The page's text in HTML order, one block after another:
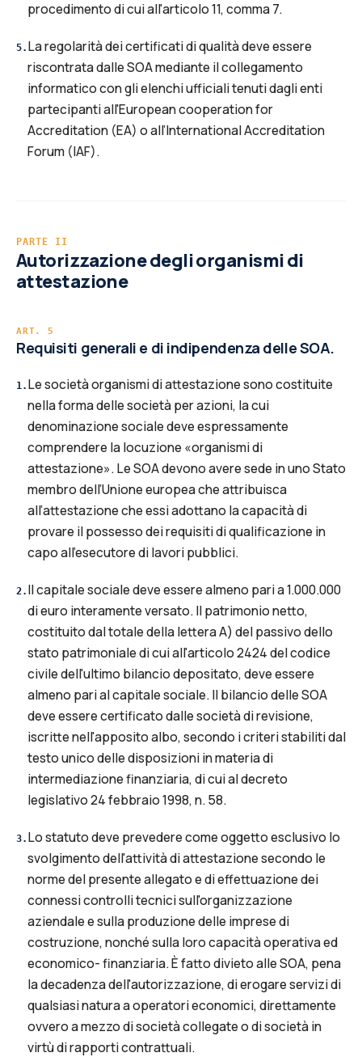
procedimento di cui all'articolo 11, comma 7.
5. La regolarità dei certificati di qualità deve essere
riscontrata dalle SOA mediante il collegamento
informatico con gli elenchi ufficiali tenuti dagli enti
partecipanti all'European cooperation for
Accreditation (EA) o all’International Accreditation
Forum (IAF).
PARTE II
Autorizzazione degli organismi di
attestazione
ART. 5
Requisiti generali e di indipendenza delle SOA.
1. Le società organismi di attestazione sono costituite
nella forma delle società per azioni, la cui
denominazione sociale deve espressamente
comprendere la locuzione «organismi di
attestazione». Le SOA devono avere sede in uno Stato
membro dell’Unione europea che attribuisca
all’attestazione che essi adottano la capacità di
provare il possesso dei requisiti di qualificazione in
capo all’esecutore di lavori pubblici.
2. Il capitale sociale deve essere almeno pari a 1.000.000
di euro interamente versato. Il patrimonio netto,
costituito dal totale della lettera A) del passivo dello
stato patrimoniale di cui all'articolo 2424 del codice
civile dell'ultimo bilancio depositato, deve essere
almeno pari al capitale sociale. Il bilancio delle SOA
deve essere certificato dalle società di revisione,
iscritte nell'apposito albo, secondo i criteri stabiliti dal
testo unico delle disposizioni in materia di
intermediazione finanziaria, di cui al decreto
legislativo 24 febbraio 1998, n. 58.
3. Lo statuto deve prevedere come oggetto esclusivo lo
svolgimento dell'attività di attestazione secondo le
norme del presente allegato e di effettuazione dei
connessi controlli tecnici sull'organizzazione
aziendale e sulla produzione delle imprese di
costruzione, nonché sulla loro capacità operativa ed
economico- finanziaria. È fatto divieto alle SOA, pena
la decadenza dell'autorizzazione, di erogare servizi di
qualsiasi natura a operatori economici, direttamente
ovvero a mezzo di società collegate o di società in
virtù di rapporti contrattuali.